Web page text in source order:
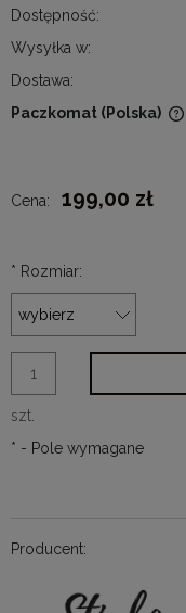
Dostępność:
Wysyłka w:
Dostawa:
Paczkomat (Polska)
Cena: 199,00 zł
* Rozmiar:
szt.
* - Pole wymagane
Producent: